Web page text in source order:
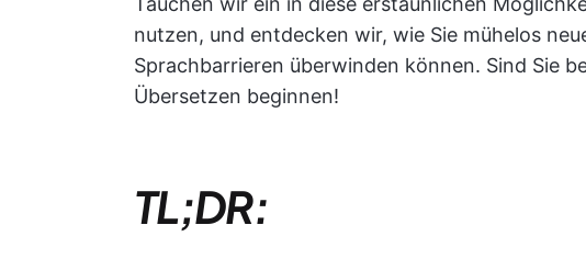
nutzen, und entdecken wir, wie Sie mühelos
Sprachbarrieren überwinden können. Sind Sie
Übersetzen beginnen!
TL;DR: